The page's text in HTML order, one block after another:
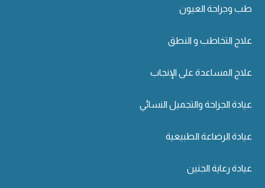
طب وجراحة العيون
علاج التخاطب و النطق
علاج المساعدة على الإنجاب
عيادة الجراحة والتجميل النسائي
عيادة الرضاعة الطبيعية
عيادة رعاية الجنين